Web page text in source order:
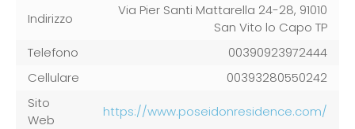
Indirizzo
Via Pier Santi Mattarella 24-28, 91010
San Vito lo Capo TP
Telefono
00390923972444
Cellulare
00393280550242
Sito
Web
https://www.poseidonresidence.com/